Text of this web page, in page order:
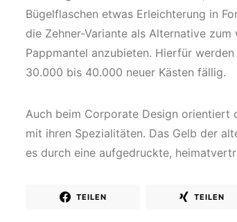
Bügelflaschen etwas Erleichterung in
die Zehner-Variante als Alternative
Pappmantel anzubieten. Hierfür
30.000 bis 40.000 neuer Kästen fällig.
Auch beim Corporate Design orientiert
mit ihren Spezialitäten. Das Gelb der
es durch eine aufgedruckte,
TEILEN TEILEN